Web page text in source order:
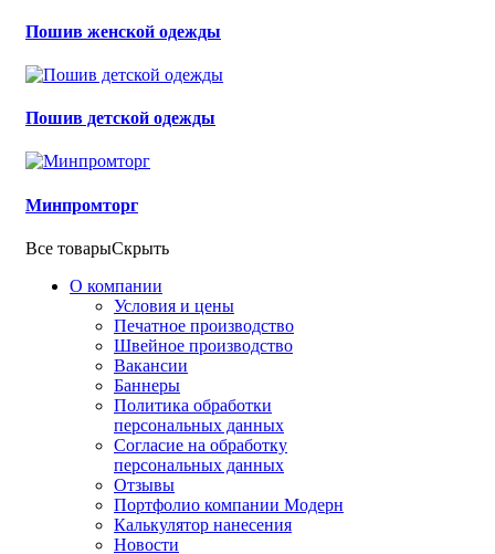
Пошив женской одежды
Пошив детской одежды
Минпромторг
Все товарыСкрыть
О компании
Условия и цены
Печатное производство
Швейное производство
Вакансии
Баннеры
Политика обработки
персональных данных
Согласие на обработку
персональных данных
Отзывы
Портфолио компании Модерн
Калькулятор нанесения
Новости